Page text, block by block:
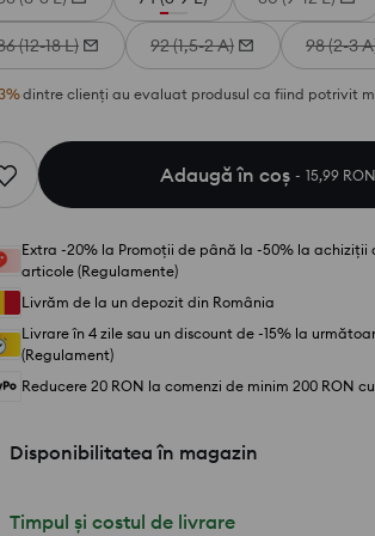
(12-18 L) 92 (1,5-2 A) 98 (2-3
%dintre clienți au evaluat produsul ca fiind potrivit
Adaugă în coş 15,99 RON
Extra -20% la Promoții de până la -50% la achiziții
articole (Regulamente)
Livrăm de la un depozit din România
Livrare în 4 zile sau un discount de -15% la
(Regulament)
Reducere 20 RON la comenzi de minim 200 RON
Disponibilitatea în magazin
Timpul și costul de livrare